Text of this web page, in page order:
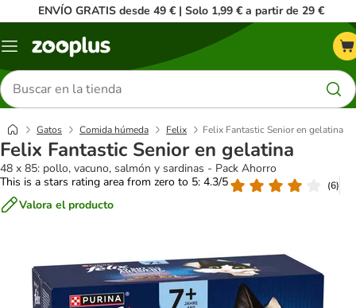
ENVÍO GRATIS desde 49 € | Solo 1,99 € a partir de 29 €
Menú
Buscar
productos
Gatos Comida húmeda Felix Felix Fantastic Senior en gelatina
Felix Fantastic Senior en gelatina
48 x 85: pollo, vacuno, salmón y sardinas - Pack Ahorro
This is a stars rating area from zero to 5: 4.3/5
(6)
Valora el producto